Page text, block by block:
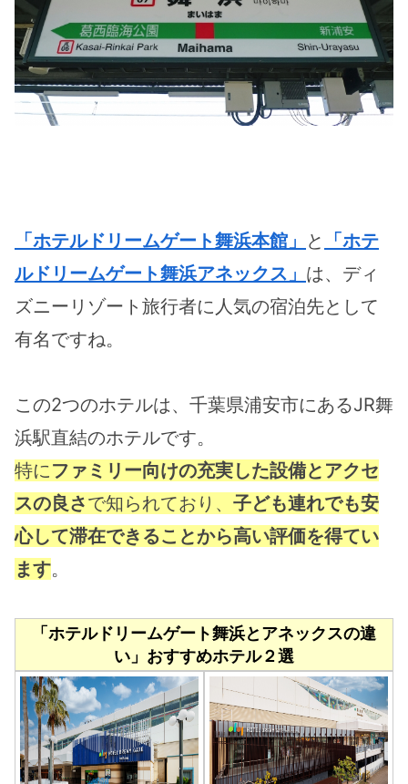
「ホテルドリームゲート舞浜本館」 と
「ホテ
ルドリームゲート舞浜アネックス」 は、ディ
ズニーリゾート旅行者に人気の宿泊先として
有名ですね。
この2つのホテルは、千葉県浦安市にあるJR舞
浜駅直結のホテルです。
特にファミリー向けの充実した設備とアクセ
スの良さで知られており、 子ども連れでも安
心して滞在できることから高い評価を得てい
ます。
「ホテルドリームゲート舞浜とアネックスの違
い」おすすめホテル２選